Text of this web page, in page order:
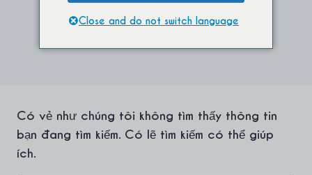
Độc quyền
Có vẻ như chúng tôi không tìm thấy thông tin
bạn đang tìm kiếm. Có lẽ tìm kiếm có thể giúp
ích.
Close and do not switch language